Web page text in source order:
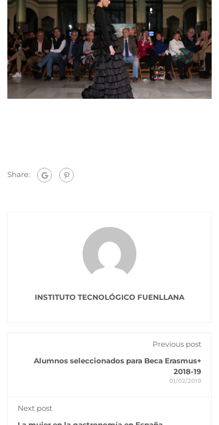
Share:
INSTITUTO TECNOLÓGICO FUENLLANA
Previous post
Alumnos seleccionados para Beca Erasmus+
2018-19
01/02/2019
Next post